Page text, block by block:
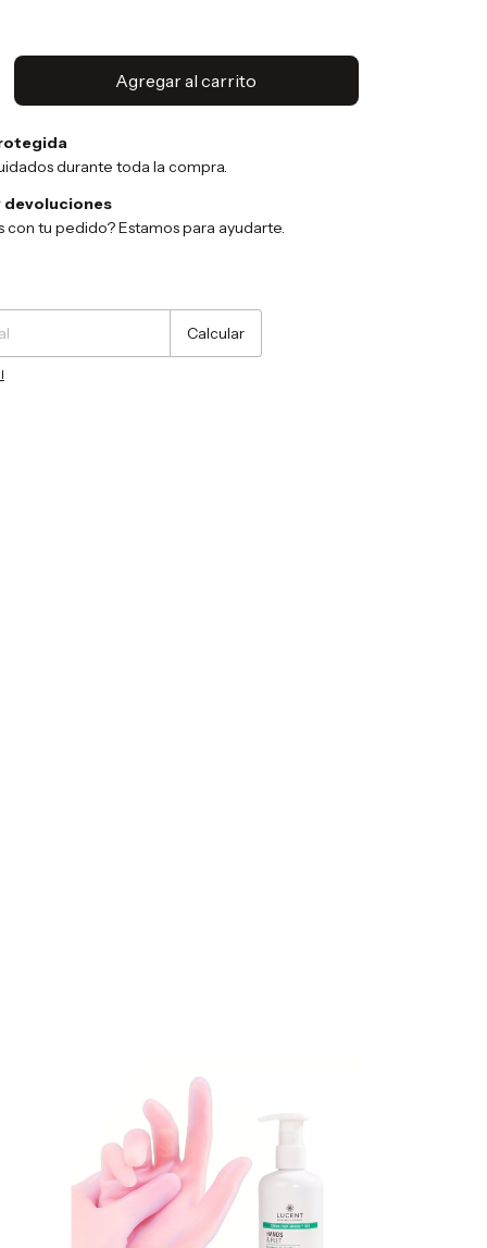
durante toda la compra.
devoluciones
con tu pedido? Estamos para ayudarte.
Calcular